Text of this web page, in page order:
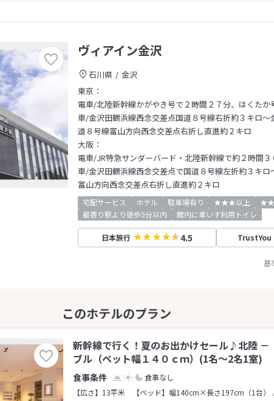
ヴィアイン金沢
石川県
金沢
東京：
電車/北陸新幹線かがやき号で２時間２７分、はくたか
車/金沢田鶴浜線西念交差点国道８号線右折約３キロ～
道８号線富山方向西念交差点右折し直進約２キロ
大阪：
電車/JR特急サンダーバード・北陸新幹線で約２時間３
車/金沢田鶴浜線西念交差点で国道８号線左折約３キロ
富山方向西念交差点右折し直進約２キロ
宅配サービス ホテル 駐車場有り ★★★以上
最寄り駅より徒歩5分以内
館内に車いす利用トイレ
日本旅行 4.5 TrustYou
基
新幹線で行く！夏のお出かけセール♪北陸 －
ブル（ベット幅１４０ｃｍ）(1名～2名1室)
食事なし
【広さ】13平米
【ベッド】幅140cm×長さ197cm（1台）